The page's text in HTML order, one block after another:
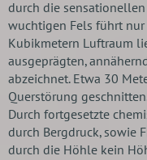
durch die
wuchtigen Fels führt
Kubikmetern Luftraum
ausgeprägten,
abzeichnet. Etwa 30
Querstörung
Durch fortgesetzte
durch Bergdruck, sowie
durch die Höhle kein